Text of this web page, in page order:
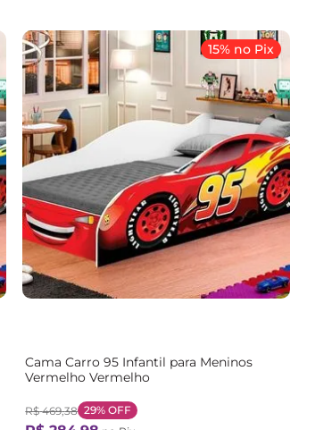
15% no Pix
Cama Carro 95 Infantil para Meninos
Vermelho Vermelho
R$ 469,38 29% OFF